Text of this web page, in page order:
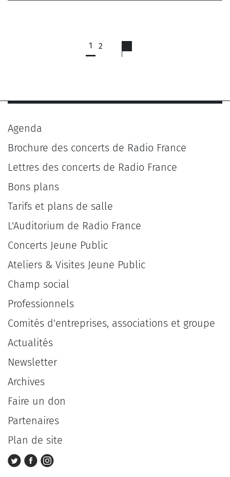
1 2
Agenda
Brochure des concerts de Radio France
Lettres des concerts de Radio France
Bons plans
Tarifs et plans de salle
L'Auditorium de Radio France
Concerts Jeune Public
Ateliers & Visites Jeune Public
Champ social
Professionnels
Comités d'entreprises, associations et groupe
Actualités
Newsletter
Archives
Faire un don
Partenaires
Plan de site